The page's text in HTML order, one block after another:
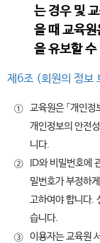
는 경우 및
을 때 교육
을 유보할
제6조 (회원의 정보
①
교육원은 「개인
개인정보의 안전
니다.
②
ID와 비밀번호에
밀번호가 부정하
고하여야 합니다.
습니다.
③
이용자는 교육원